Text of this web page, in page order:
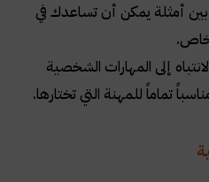
أمثلة يمكن أن تساعدك في
إلى المهارات الشخصية
تماماً للمهنة التي تختارها.